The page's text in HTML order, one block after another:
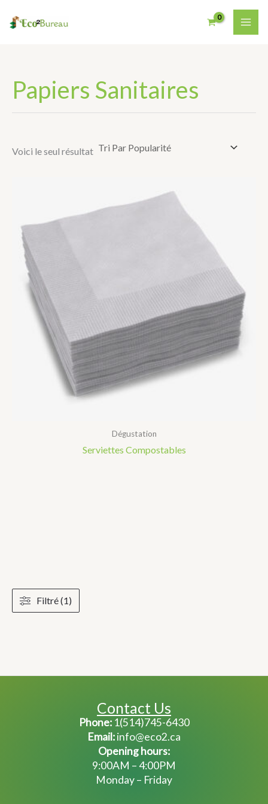
Au
Filtré (1)
Papiers Sanitaires
Voici le seul résultat
Dégustation
Serviettes Compostables
Contact Us
Phone:1(514)745-6430
Email:info@eco2.ca
Opening hours:
9:00AM – 4:00PM
Monday – Friday